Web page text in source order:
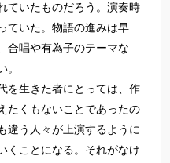
ていたものだろう。演奏時
ていた。物語の進みは早
合唱や有為子のテーマな
。
を生きた者にとっては、作
たくもないことであったの
違う人々が上演するように
く ことになる。それがなけ